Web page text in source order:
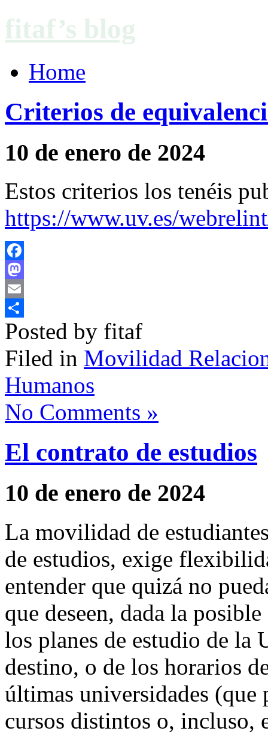
fitaf’s blog
Home
Criterios de
10 de enero de 2024
Estos criterios los tenéis
https://www.uv.es/
Facebook
Mastodon
Email
Compartir
Posted by fitaf
Filed in Movilidad
Humanos
No Comments »
El contrato de estudios
10 de enero de 2024
La movilidad de
de estudios, exige
entender que quizá no
que deseen, dada la
los planes de estudio de la
destino, o de los horarios
últimas universidades (que
cursos distintos o, incluso,